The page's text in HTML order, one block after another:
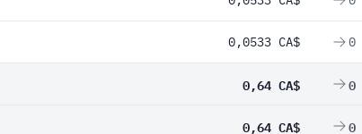
0,0533 CA$ 0
0,64 CA$ 0
0,64 CA$ 0